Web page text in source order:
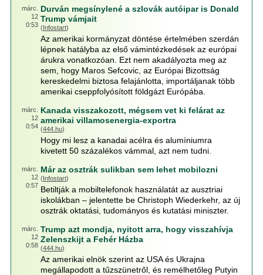
márc.
12
0:53
Durván megsínylené a szlovák autóipar is Donald
Trump vámjait
(Infostart)
Az amerikai kormányzat döntése értelmében szerdán
lépnek hatályba az első vámintézkedések az európai
árukra vonatkozóan. Ezt nem akadályozta meg az
sem, hogy Maros Sefcovic, az Európai Bizottság
kereskedelmi biztosa felajánlotta, importáljanak több
amerikai cseppfolyósított földgázt Európába.
márc.
12
0:54
Kanada visszakozott, mégsem vet ki felárat az
amerikai villamosenergia-exportra
(444.hu)
Hogy mi lesz a kanadai acélra és alumíniumra
kivetett 50 százalékos vámmal, azt nem tudni.
márc.
12
0:57
Már az osztrák sulikban sem lehet mobilozni
(Infostart)
Betiltják a mobiltelefonok használatát az ausztriai
iskolákban – jelentette be Christoph Wiederkehr, az új
osztrák oktatási, tudományos és kutatási miniszter.
márc.
12
0:58
Trump azt mondja, nyitott arra, hogy visszahívja
Zelenszkijt a Fehér Házba
(444.hu)
Az amerikai elnök szerint az USA és Ukrajna
megállapodott a tűzszünetről, és remélhetőleg Putyin